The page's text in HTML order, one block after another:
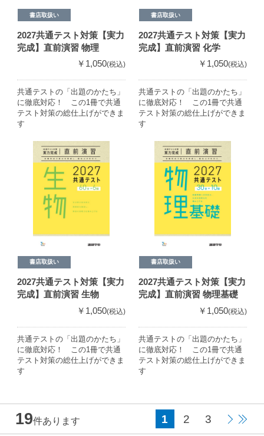
書店取扱い
2027共通テスト対策【実力
完成】直前演習 物理
￥1,050(税込)
共通テストの「出題のかたち」
に徹底対応！ この1冊で共通
テスト対策の総仕上げができま
す
書店取扱い
2027共通テスト対策【実力
完成】直前演習 化学
￥1,050(税込)
共通テストの「出題のかたち」
に徹底対応！ この1冊で共通
テスト対策の総仕上げができま
す
書店取扱い
2027共通テスト対策【実力
完成】直前演習 生物
￥1,050(税込)
共通テストの「出題のかたち」
に徹底対応！ この1冊で共通
テスト対策の総仕上げができま
す
書店取扱い
2027共通テスト対策【実力
完成】直前演習 物理基礎
￥1,050(税込)
共通テストの「出題のかたち」
に徹底対応！ この1冊で共通
テスト対策の総仕上げができま
す
19件あります 1 2 3